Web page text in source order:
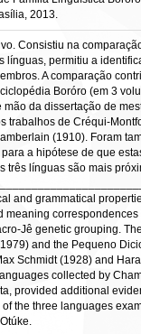
2013.
Consistiu na
permitiu a
A comparação
Boróro (em 3
da dissertação de
trabalhos de Créqui-
(1910). Foram
a hipótese de que
línguas são mais
and grammatical
Jê genetic grouping.
and the Pequeno
Schmidt (1928) and
collected by
provided additional
the three languages